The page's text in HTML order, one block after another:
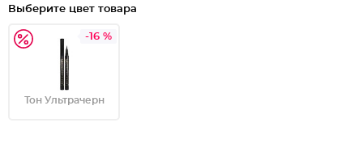
Выберите цвет товара
-16 %
Тон Ультрачерн